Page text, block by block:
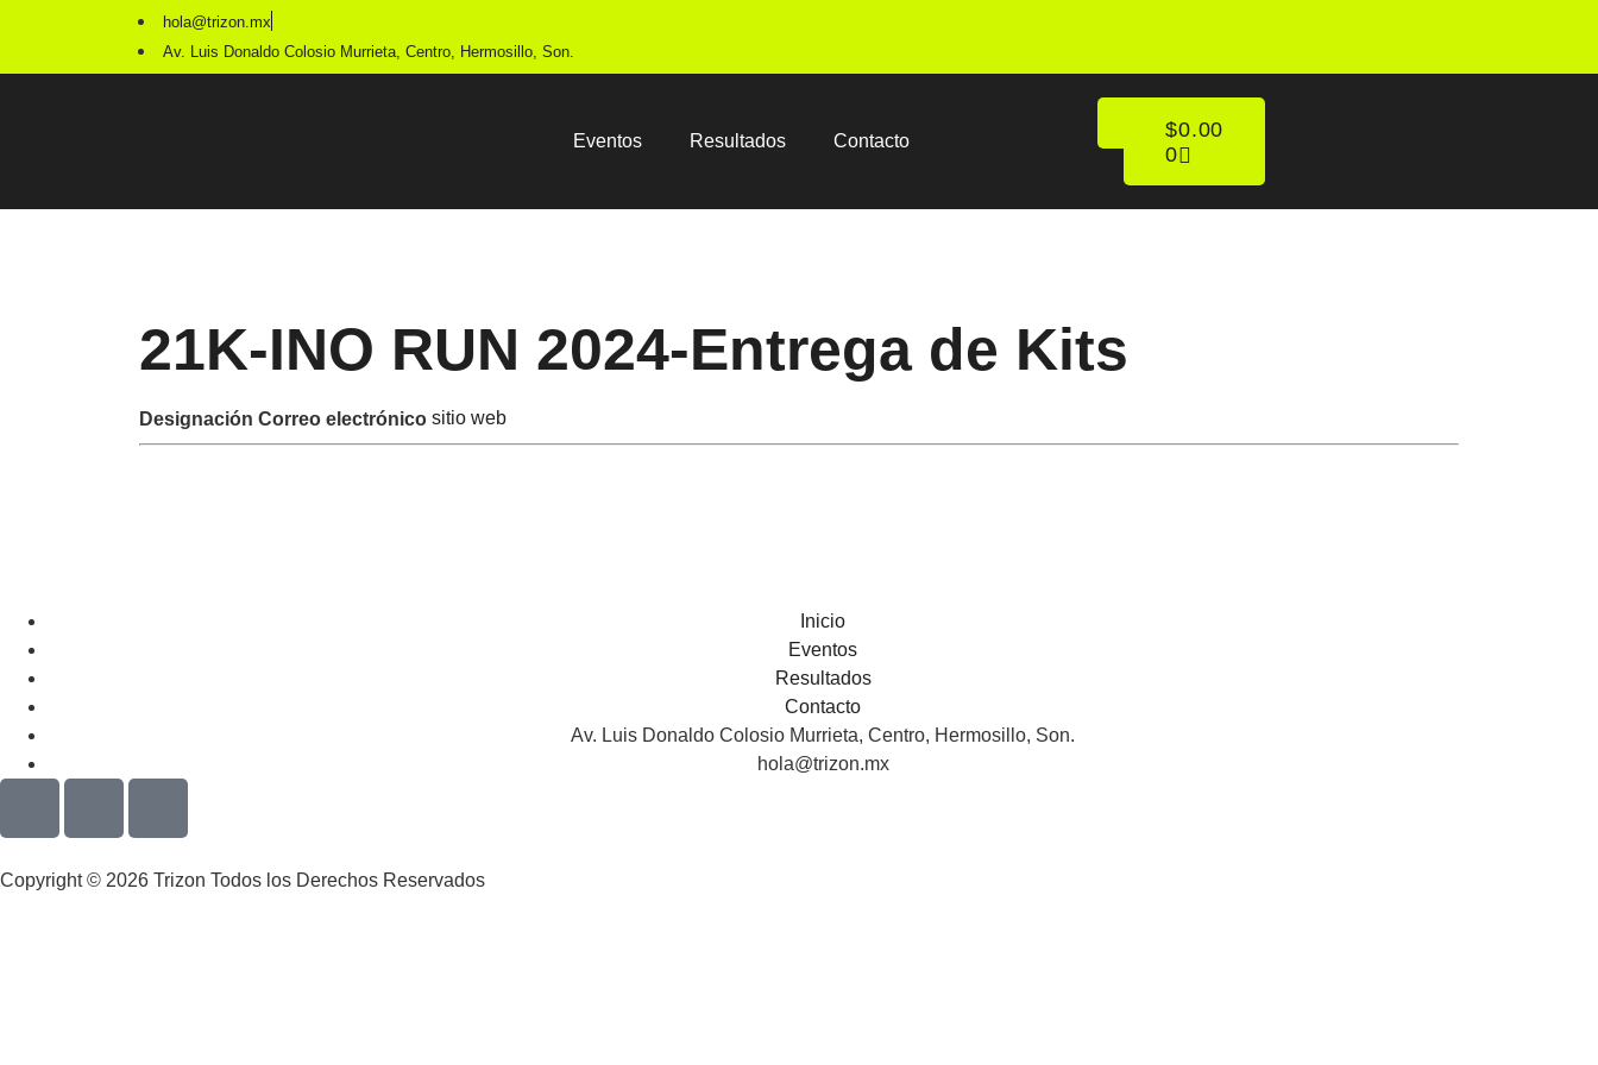
hola@trizon.mx
Av. Luis Donaldo Colosio Murrieta, Centro, Hermosillo, Son.
Eventos Resultados Contacto $0.00
0
21K-INO RUN 2024-Entrega de Kits
Designación Correo electrónico sitio web
Inicio
Eventos
Resultados
Contacto
Av. Luis Donaldo Colosio Murrieta, Centro, Hermosillo, Son.
hola@trizon.mx
Copyright © 2026 Trizon Todos los Derechos Reservados